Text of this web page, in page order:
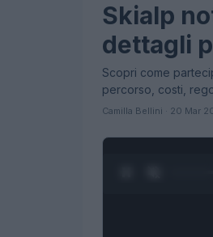
Skialp
dettagli
Scopri come
percorso, costi,
Camilla Bellini · 20 Mar